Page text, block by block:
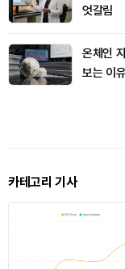
엇갈림
온체인
보는 이
카테고리 기사